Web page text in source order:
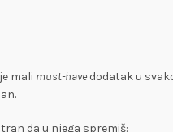
mali must-have dodatak u
da u njega spremiš: